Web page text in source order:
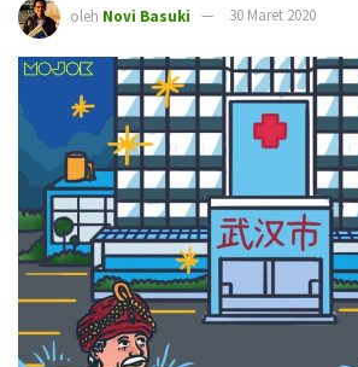
oleh Novi Basuki 30 Maret 2020